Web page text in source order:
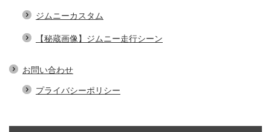
ジムニーカスタム
【秘蔵画像】ジムニー走行シーン
お問い合わせ
プライバシーポリシー